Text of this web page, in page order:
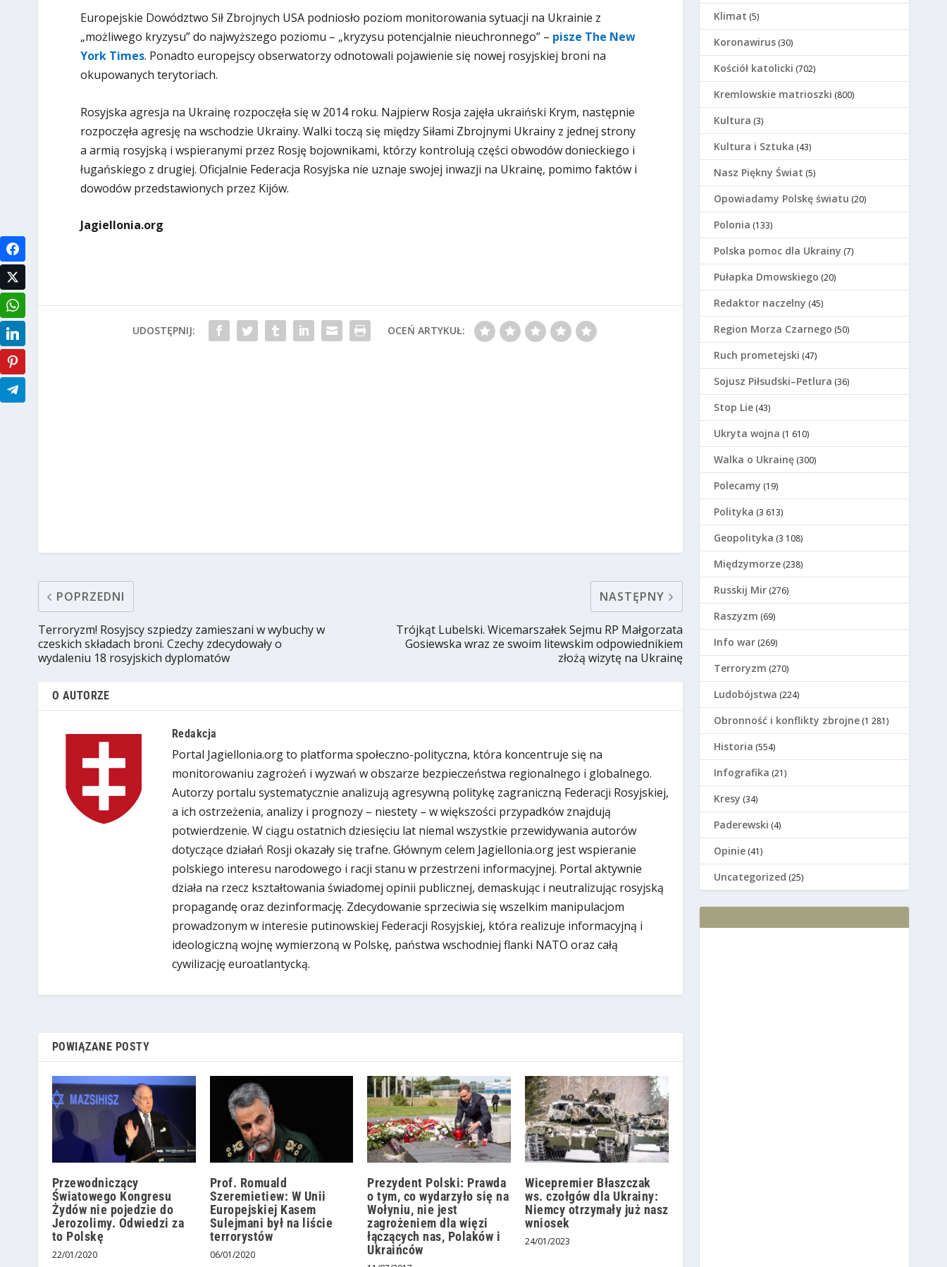
Europejskie Dowództwo Sił Zbrojnych USA podniosło poziom monitorowania sytuacji na Ukrainie z
„możliwego kryzysu” do najwyższego poziomu – „kryzysu potencjalnie nieuchronnego” – pisze The New
York Times. Ponadto europejscy obserwatorzy odnotowali pojawienie się nowej rosyjskiej broni na
okupowanych terytoriach.
Rosyjska agresja na Ukrainę rozpoczęła się w 2014 roku. Najpierw Rosja zajęła ukraiński Krym, następnie
rozpoczęła agresję na wschodzie Ukrainy. Walki toczą się między Siłami Zbrojnymi Ukrainy z jednej strony
a armią rosyjską i wspieranymi przez Rosję bojownikami, którzy kontrolują części obwodów donieckiego i
ługańskiego z drugiej. Oficjalnie Federacja Rosyjska nie uznaje swojej inwazji na Ukrainę, pomimo faktów i
dowodów przedstawionych przez Kijów.
Jagiellonia.org
UDOSTĘPNIJ: OCEŃ ARTYKUŁ:
POPRZEDNI
Terroryzm! Rosyjscy szpiedzy zamieszani w wybuchy w
czeskich składach broni. Czechy zdecydowały o
wydaleniu 18 rosyjskich dyplomatów
NASTĘPNY
Trójkąt Lubelski. Wicemarszałek Sejmu RP Małgorzata
Gosiewska wraz ze swoim litewskim odpowiednikiem
złożą wizytę na Ukrainę
O AUTORZE
Redakcja
Portal Jagiellonia.org to platforma społeczno-polityczna, która koncentruje się na
monitorowaniu zagrożeń i wyzwań w obszarze bezpieczeństwa regionalnego i globalnego.
Autorzy portalu systematycznie analizują agresywną politykę zagraniczną Federacji Rosyjskiej,
a ich ostrzeżenia, analizy i prognozy – niestety – w większości przypadków znajdują
potwierdzenie. W ciągu ostatnich dziesięciu lat niemal wszystkie przewidywania autorów
dotyczące działań Rosji okazały się trafne. Głównym celem Jagiellonia.org jest wspieranie
polskiego interesu narodowego i racji stanu w przestrzeni informacyjnej. Portal aktywnie
działa na rzecz kształtowania świadomej opinii publicznej, demaskując i neutralizując rosyjską
propagandę oraz dezinformację. Zdecydowanie sprzeciwia się wszelkim manipulacjom
prowadzonym w interesie putinowskiej Federacji Rosyjskiej, która realizuje informacyjną i
ideologiczną wojnę wymierzoną w Polskę, państwa wschodniej flanki NATO oraz całą
cywilizację euroatlantycką.
POWIĄZANE POSTY
Przewodniczący
Światowego Kongresu
Żydów nie pojedzie do
Jerozolimy. Odwiedzi za
to Polskę
22/01/2020
Prof. Romuald
Szeremietiew: W Unii
Europejskiej Kasem
Sulejmani był na liście
terrorystów
06/01/2020
Prezydent Polski: Prawda
o tym, co wydarzyło się na
Wołyniu, nie jest
zagrożeniem dla więzi
łączących nas, Polaków i
Ukraińców
Wicepremier Błaszczak
ws. czołgów dla Ukrainy:
Niemcy otrzymały już nasz
wniosek
24/01/2023
Klimat (5)
Koronawirus (30)
Kościół katolicki (702)
Kremlowskie matrioszki (800)
Kultura (3)
Kultura i Sztuka (43)
Nasz Piękny Świat (5)
Opowiadamy Polskę światu (20)
Polonia (133)
Polska pomoc dla Ukrainy (7)
Pułapka Dmowskiego (20)
Redaktor naczelny (45)
Region Morza Czarnego (50)
Ruch prometejski (47)
Sojusz Piłsudski–Petlura (36)
Stop Lie (43)
Ukryta wojna (1 610)
Walka o Ukrainę (300)
Polecamy (19)
Polityka (3 613)
Geopolityka (3 108)
Międzymorze (238)
Russkij Mir (276)
Raszyzm (69)
Info war (269)
Terroryzm (270)
Ludobójstwa (224)
Оbronność i konflikty zbrojne (1 281)
Historia (554)
Infografika (21)
Kresy (34)
Paderewski (4)
Opinie (41)
Uncategorized (25)